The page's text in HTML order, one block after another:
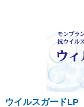
ウイルスガードLP